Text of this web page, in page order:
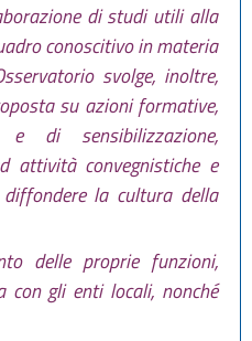
di studi utili alla
conoscitivo in materia
svolge, inoltre,
su azioni formative,
e di sensibilizzazione,
attività convegnistiche e
la cultura della
delle proprie funzioni,
con gli enti locali, nonché